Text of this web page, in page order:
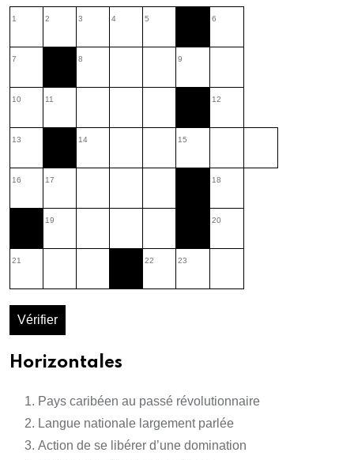
1 2 3 4 5 6
7 8 9
10 11 12
13 14 15
16 17 18
19 20
21 22 23
Vérifier
Horizontales
Pays caribéen au passé révolutionnaire
Langue nationale largement parlée
Action de se libérer d’une domination